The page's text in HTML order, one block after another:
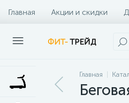
Главная Акции и скидки
Наши клиенты Контакты
ФИТ-ТРЕЙД
Главная